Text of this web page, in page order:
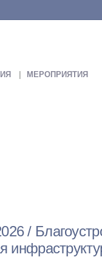
МЕРОПРИЯТИЯ
/